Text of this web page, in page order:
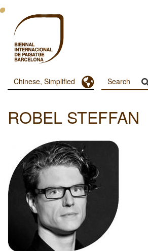
跳
Menu
Principal
Dashboard
Chinese, Simplified Toggle Dropdown
ROBEL STEFFAN